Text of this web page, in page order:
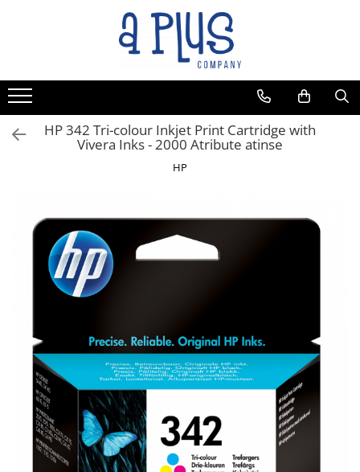
HP 342 Tri-colour Inkjet Print Cartridge with
Vivera Inks - 2000 Atribute atinse
HP